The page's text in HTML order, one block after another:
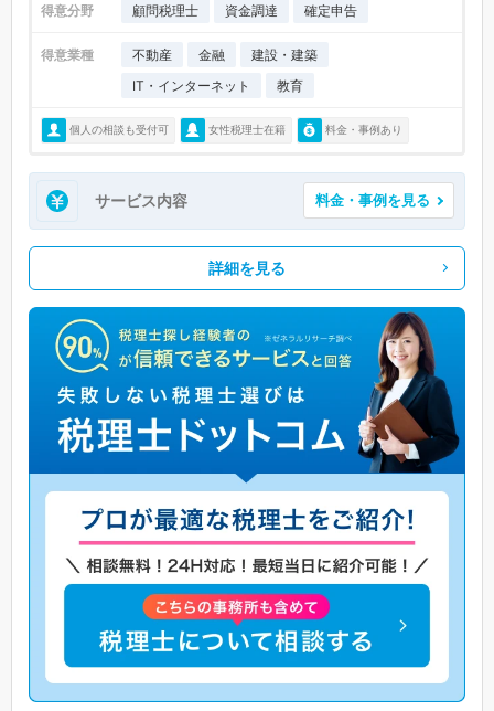
得意分野 顧問税理士 資金調達 確定申告
得意業種 不動産 金融
建設・建築
IT・インターネット
教育
個人の相談も受付可 女性税理士在籍 料金・事例あり
サービス内容 料金・事例を見る
詳細を見る